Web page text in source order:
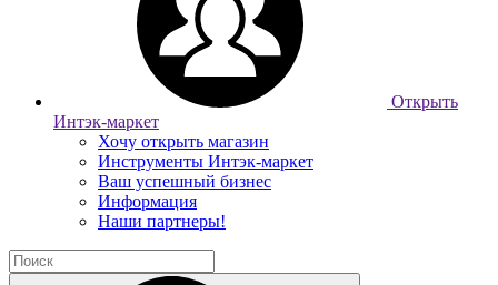
Открыть
Интэк-маркет
Хочу открыть магазин
Инструменты Интэк-маркет
Ваш успешный бизнес
Информация
Наши партнеры!